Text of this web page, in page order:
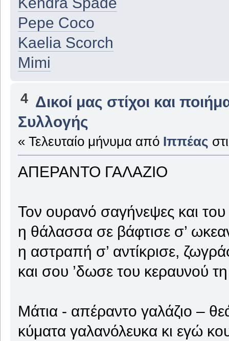
Pepe Coco
Kaelia Scorch
Mimi
4 Δικοί μας στίχοι και
Συλλογής
« Τελευταίο μήνυμα από Ιππέας
ΑΠΕΡΑΝΤΟ ΓΑΛΑΖΙΟ
Τον ουρανό σαγήνεψες και
η θάλασσα σε βάφτισε σ’
η αστραπή σ’ αντίκρισε,
και σου ’δωσε του κεραυνού
Μάτια - απέραντο γαλάζιο –
κύματα γαλανόλευκα κι εγώ